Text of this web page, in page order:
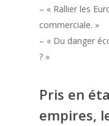
– « Rallier les
commerciale. »
– « Du danger
? »
Pris en
empires,